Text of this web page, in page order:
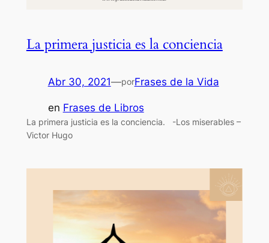
La primera justicia es la conciencia
Abr 30, 2021—porFrases de la Vida
en Frases de Libros
La primera justicia es la conciencia. -Los miserables –
Victor Hugo